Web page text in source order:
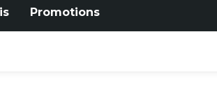
Promotions